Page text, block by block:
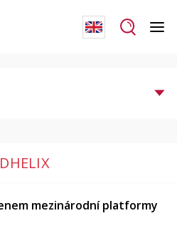
mezinárodní platformy